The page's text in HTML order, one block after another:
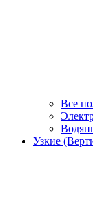
Все
Узкие